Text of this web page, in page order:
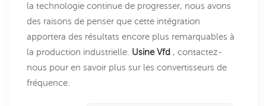
la technologie continue de progresser, nous avons
des raisons de penser que cette intégration
apportera des résultats encore plus remarquables à
la production industrielle. Usine Vfd , contactez-
nous pour en savoir plus sur les convertisseurs de
fréquence.